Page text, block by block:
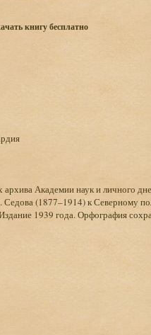
книгу бесплатно
архива Академии наук и личного
Седова (1877–1914) к Северному
1939 года. Орфография